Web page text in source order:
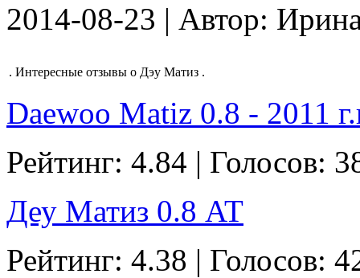
2014-08-23 | Автор:
. Интересные отзывы о Дэу Матиз .
Daewoo Matiz 0.8 - 2011
Рейтинг: 4.84 | Голосов:
Деу Матиз 0.8 AT
Рейтинг: 4.38 | Голосов: